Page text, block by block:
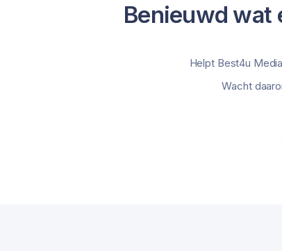
Benieuwd wat
Helpt Best4u
Wacht